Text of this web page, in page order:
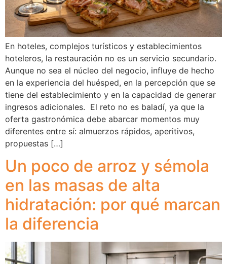
En hoteles, complejos turísticos y establecimientos
hoteleros, la restauración no es un servicio secundario.
Aunque no sea el núcleo del negocio, influye de hecho
en la experiencia del huésped, en la percepción que se
tiene del establecimiento y en la capacidad de generar
ingresos adicionales. El reto no es baladí, ya que la
oferta gastronómica debe abarcar momentos muy
diferentes entre sí: almuerzos rápidos, aperitivos,
propuestas […]
Un poco de arroz y sémola
en las masas de alta
hidratación: por qué marcan
la diferencia